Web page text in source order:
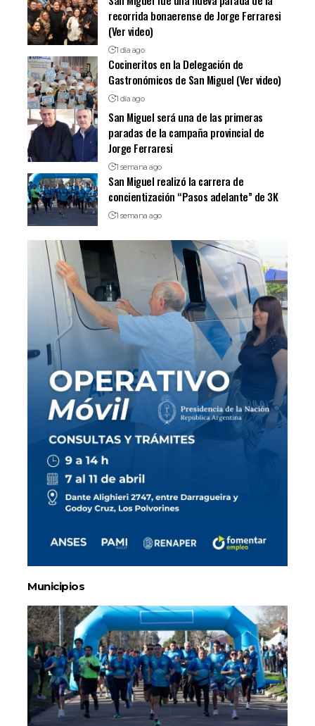
recorrida bonaerense de Jorge Ferraresi
(Ver video)
1 día ago
Cocineritos en la Delegación de
Gastronómicos de San Miguel (Ver video)
1 día ago
San Miguel será una de las primeras
paradas de la campaña provincial de
Jorge Ferraresi
1 semana ago
San Miguel realizó la carrera de
concientización “Pasos adelante” de 3K
1 semana ago
Municipios